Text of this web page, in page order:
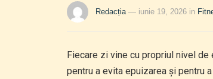
Redacția — iunie 19, 2026 in
Fiecare zi vine cu propriul nivel
pentru a evita epuizarea și pentru